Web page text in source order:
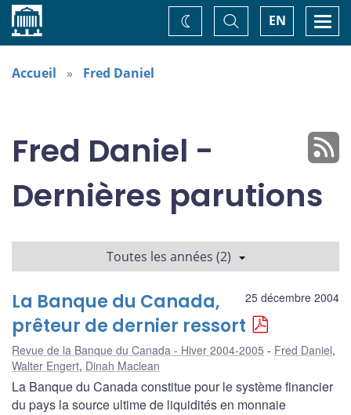
Accueil EN
Basculer
la
recherche
Changez
de
Accueil Fred Daniel
Fred Daniel -
Dernières parutions
Toutes les années (2)
25 décembre 2004
La Banque du Canada,
prêteur de dernier ressort
Revue de la Banque du Canada - Hiver 2004-2005 Fred Daniel,
Walter Engert, Dinah Maclean
La Banque du Canada constitue pour le système financier
du pays la source ultime de liquidités en monnaie